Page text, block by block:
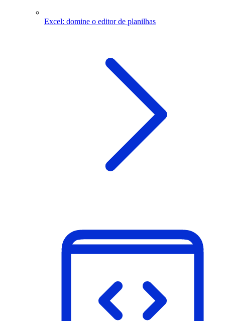
Excel: domine o editor de planilhas